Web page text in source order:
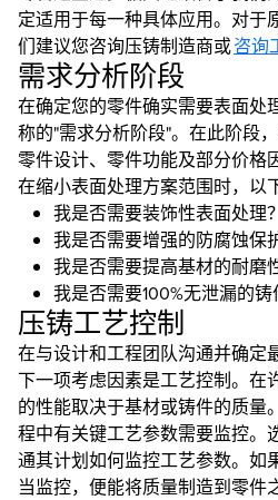
定适用于每一种具体应用。对于
们建议您咨询压铸制造商或咨询
需求分析阶段
在确定您的零件确实需要表面处
称的"需求分析阶段"。在此阶段
零件设计、零件功能及部分价格
在缩小表面处理方案范围时，以
我是否需要装饰性表面处理？
我是否需要增强的防腐蚀保
我是否需要提高基材的耐磨
我是否需要100%无泄漏的铸
压铸工艺控制
在与设计和工程团队沟通并确定
下一项考虑因素是工艺控制。在
的性能取决于基材或铸件的质量
程中有关键工艺参数需要监控。
通其计划如何监控工艺参数。如
当监控，便能将质量制造到零件